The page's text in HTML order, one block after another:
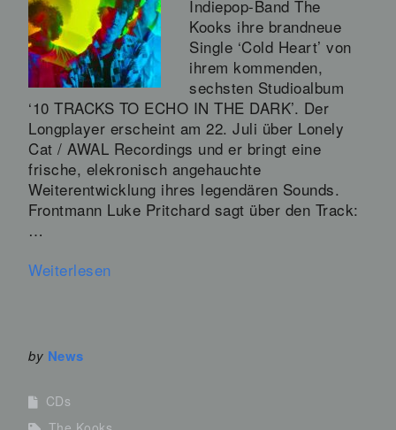
Indiepop-Band The
Kooks ihre brandneue
Single ‘Cold Heart’ von
ihrem kommenden,
sechsten Studioalbum
‘10 TRACKS TO ECHO IN THE DARK’. Der
Longplayer erscheint am 22. Juli über Lonely
Cat / AWAL Recordings und er bringt eine
frische, elekronisch angehauchte
Weiterentwicklung ihres legendären Sounds.
Frontmann Luke Pritchard sagt über den Track:
…
Weiterlesen
by News
CDs